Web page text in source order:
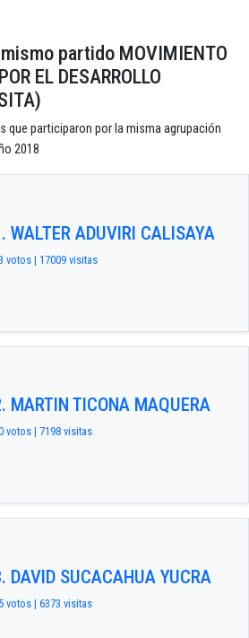
partido MOVIMIENTO
EL DESARROLLO
que participaron por la misma agrupación
2018
WALTER ADUVIRI CALISAYA
votos | 17009 visitas
MARTIN TICONA MAQUERA
votos | 7198 visitas
DAVID SUCACAHUA YUCRA
votos | 6373 visitas